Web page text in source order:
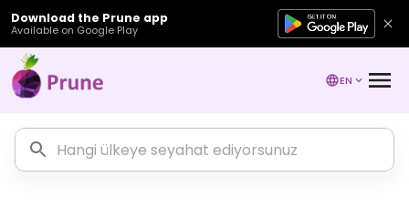
Download the Prune app
Available on Google Play
EN